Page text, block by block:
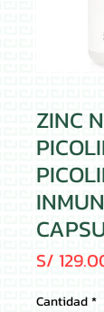
ZINC
S/
Cantidad*